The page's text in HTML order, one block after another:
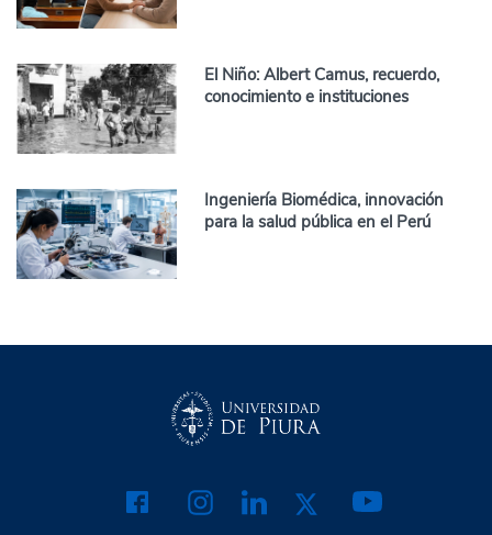
El Niño: Albert Camus, recuerdo,
conocimiento e instituciones
Ingeniería Biomédica, innovación
para la salud pública en el Perú